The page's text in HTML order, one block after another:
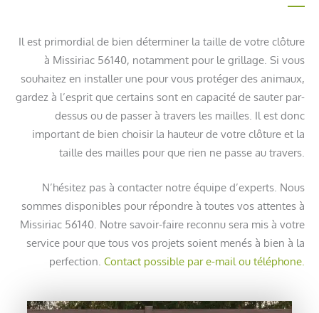
Il est primordial de bien déterminer la taille de votre clôture
à Missiriac 56140, notamment pour le grillage. Si vous
souhaitez en installer une pour vous protéger des animaux,
gardez à l’esprit que certains sont en capacité de sauter par-
dessus ou de passer à travers les mailles. Il est donc
important de bien choisir la hauteur de votre clôture et la
taille des mailles pour que rien ne passe au travers.
N’hésitez pas à contacter notre équipe d’experts. Nous
sommes disponibles pour répondre à toutes vos attentes à
Missiriac 56140. Notre savoir-faire reconnu sera mis à votre
service pour que tous vos projets soient menés à bien à la
perfection. Contact possible par e-mail ou téléphone.